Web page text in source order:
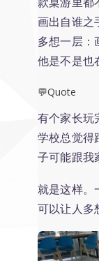
画出自谁之
多想一层：
他是不是也
💬Quote
有个家长玩
学校总觉得
子可能跟我
就是这样。
可以让人多